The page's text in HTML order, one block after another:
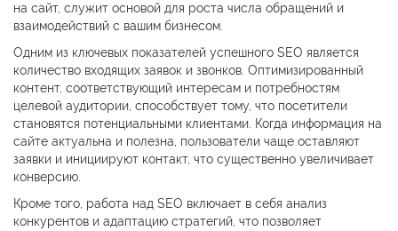
на сайт, служит основой для роста числа обращений и
взаимодействий с вашим бизнесом.
Одним из ключевых показателей успешного SEO является
количество входящих заявок и звонков. Оптимизированный
контент, соответствующий интересам и потребностям
целевой аудитории, способствует тому, что посетители
становятся потенциальными клиентами. Когда информация на
сайте актуальна и полезна, пользователи чаще оставляют
заявки и инициируют контакт, что существенно увеличивает
конверсию.
Кроме того, работа над SEO включает в себя анализ
конкурентов и адаптацию стратегий, что позволяет